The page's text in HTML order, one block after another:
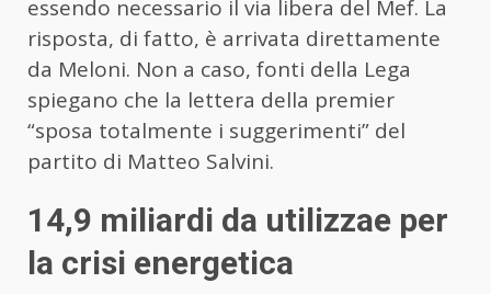
essendo necessario il via libera del Mef. La
risposta, di fatto, è arrivata direttamente
da Meloni. Non a caso, fonti della Lega
spiegano che la lettera della premier
“sposa totalmente i suggerimenti” del
partito di Matteo Salvini.
14,9 miliardi da utilizzae per
la crisi energetica